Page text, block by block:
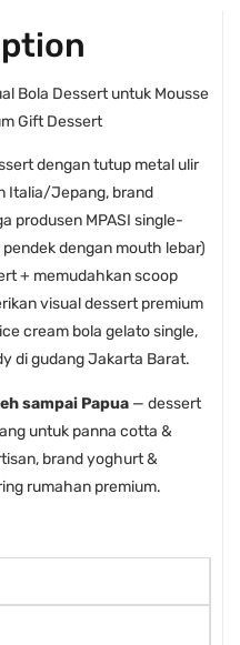
Bola Dessert untuk Mousse
Gift Dessert
dengan tutup metal ulir
Italia/Jepang, brand
produsen MPASI single-
dengan mouth lebar)
+ memudahkan scoop
visual dessert premium
cream bola gelato single,
di gudang Jakarta Barat.
sampai Papua — dessert
untuk panna cotta &
brand yoghurt &
rumahan premium.